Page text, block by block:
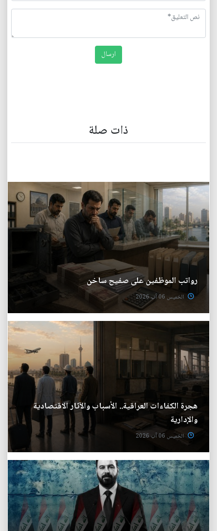
ذات صلة
رواتب الموظفين على صفيح ساخن
الخميس 06 آب 2026
هجرة الكفاءات العراقية.. الأسباب والآثار الاقتصادية
والإدارية
الخميس 06 آب 2026